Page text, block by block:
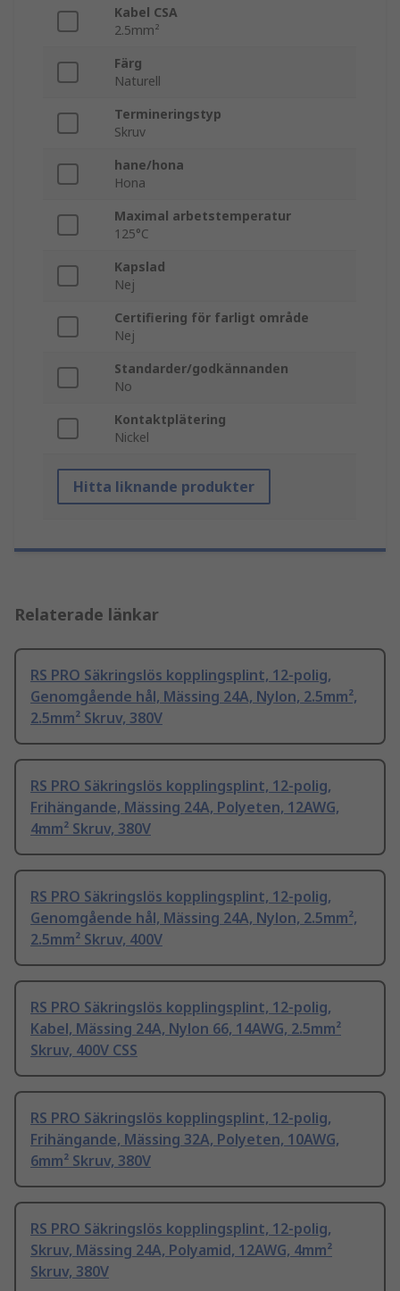
Kabel CSA
2.5mm²
Färg
Naturell
Termineringstyp
Skruv
hane/hona
Hona
Maximal arbetstemperatur
125°C
Kapslad
Nej
Certifiering för farligt område
Nej
Standarder/godkännanden
No
Kontaktplätering
Nickel
Hitta liknande produkter
Relaterade länkar
RS PRO Säkringslös kopplingsplint, 12-polig,
Genomgående hål, Mässing 24A, Nylon, 2.5mm²,
2.5mm² Skruv, 380V
RS PRO Säkringslös kopplingsplint, 12-polig,
Frihängande, Mässing 24A, Polyeten, 12AWG,
4mm² Skruv, 380V
RS PRO Säkringslös kopplingsplint, 12-polig,
Genomgående hål, Mässing 24A, Nylon, 2.5mm²,
2.5mm² Skruv, 400V
RS PRO Säkringslös kopplingsplint, 12-polig,
Kabel, Mässing 24A, Nylon 66, 14AWG, 2.5mm²
Skruv, 400V CSS
RS PRO Säkringslös kopplingsplint, 12-polig,
Frihängande, Mässing 32A, Polyeten, 10AWG,
6mm² Skruv, 380V
RS PRO Säkringslös kopplingsplint, 12-polig,
Skruv, Mässing 24A, Polyamid, 12AWG, 4mm²
Skruv, 380V